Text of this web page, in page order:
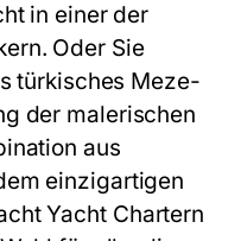
in einer der
Oder Sie
türkisches Meze-
der malerischen
aus
einzigartigen
Yacht Chartern